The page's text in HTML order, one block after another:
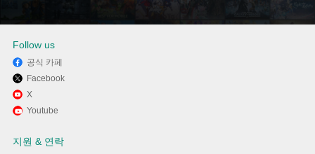
Follow us
공식 카페
Facebook
X
Youtube
지원 & 연락